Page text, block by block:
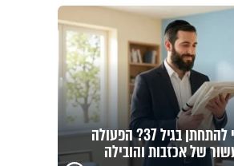
מה הסיכוי להתחתן בגיל 37? הפעולה
של אכזבות והובילה